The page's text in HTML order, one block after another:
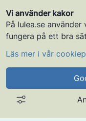
Vi använder kakor
På lulea.se
fungera på ett bra
Läs mer i vår